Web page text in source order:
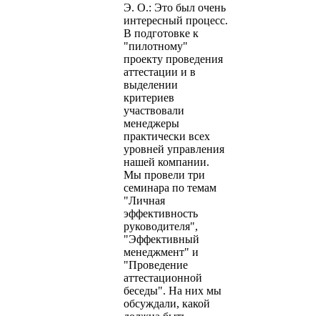
Э. О.: Это был очень
интересный процесс.
В подготовке к
"пилотному"
проекту проведения
аттестации и в
выделении
критериев
участвовали
менеджеры
практически всех
уровней управления
нашей компании.
Мы провели три
семинара по темам
"Личная
эффективность
руководителя",
"Эффективный
менеджмент" и
"Проведение
аттестационной
беседы". На них мы
обсуждали, какой